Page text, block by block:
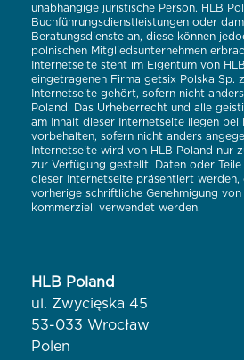
unabhängige juristische Person. HLB
Buchführungsdienstleistungen oder
Beratungsdienste an, diese können
polnischen Mitgliedsunternehmen
Internetseite steht im Eigentum von
eingetragenen Firma getsix Polska Sp.
Internetseite gehört, sofern nicht
Poland. Das Urheberrecht und alle
am Inhalt dieser Internetseite liegen bei
vorbehalten, sofern nicht anders
Internetseite wird von HLB Poland nur
zur Verfügung gestellt. Daten oder
dieser Internetseite präsentiert werden,
vorherige schriftliche Genehmigung
kommerziell verwendet werden.
HLB Poland
ul. Zwycięska 45
53-033 Wrocław
Polen